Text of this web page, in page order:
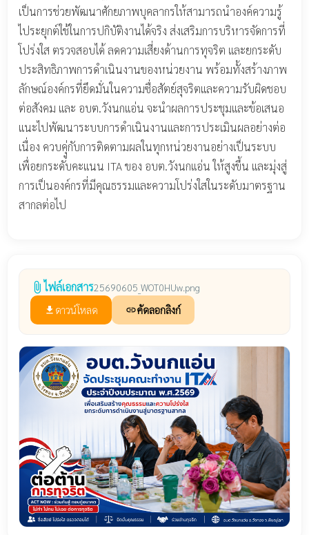
เป็นการช่วยพัฒนาศักยภาพบุคลากรให้สามารถนำองค์ความรู้
ไประยุกต์ใช้ในการปกิบัติงานได้จริง ส่งเสริมการบริหารจัดการที่
โปร่งใส ตรวจสอบได้ ลดความเสี่ยงด้านการทุจริต และยกระดับ
ประสิทธิภาพการดำเนินงานของหน่วยงาน พร้อมทั้งสร้างภาพ
ลักษณ์องค์กรที่ยึดมั่นในความซื่อสัตย์สุจริตและความรับผิดชอบ
ต่อสังคม และ อบต.วังนกแอ่น จะนำผลการประชุมและข้อเสนอ
แนะไปพัฒนาระบบการดำเนินงานและการประเมินผลอย่างต่อ
เนื่อง ควบคุู่กับการติดตามผลในทุกหน่วยงานอย่างเป็นระบบ
เพื่อยกระดับคะแนน ITA ของ อบต.วังนกแอ่น ให้สูงขึ้น และมุ่งสู่
การเป็นองค์กรที่มีคุณธรรมและความโปร่งใสในระดับมาตรฐาน
สากลต่อไป
attach_file ไฟล์เอกสาร25690605_WOT0HUw.png
file_download ดาวน์โหลด linkคัดลอกลิงก์